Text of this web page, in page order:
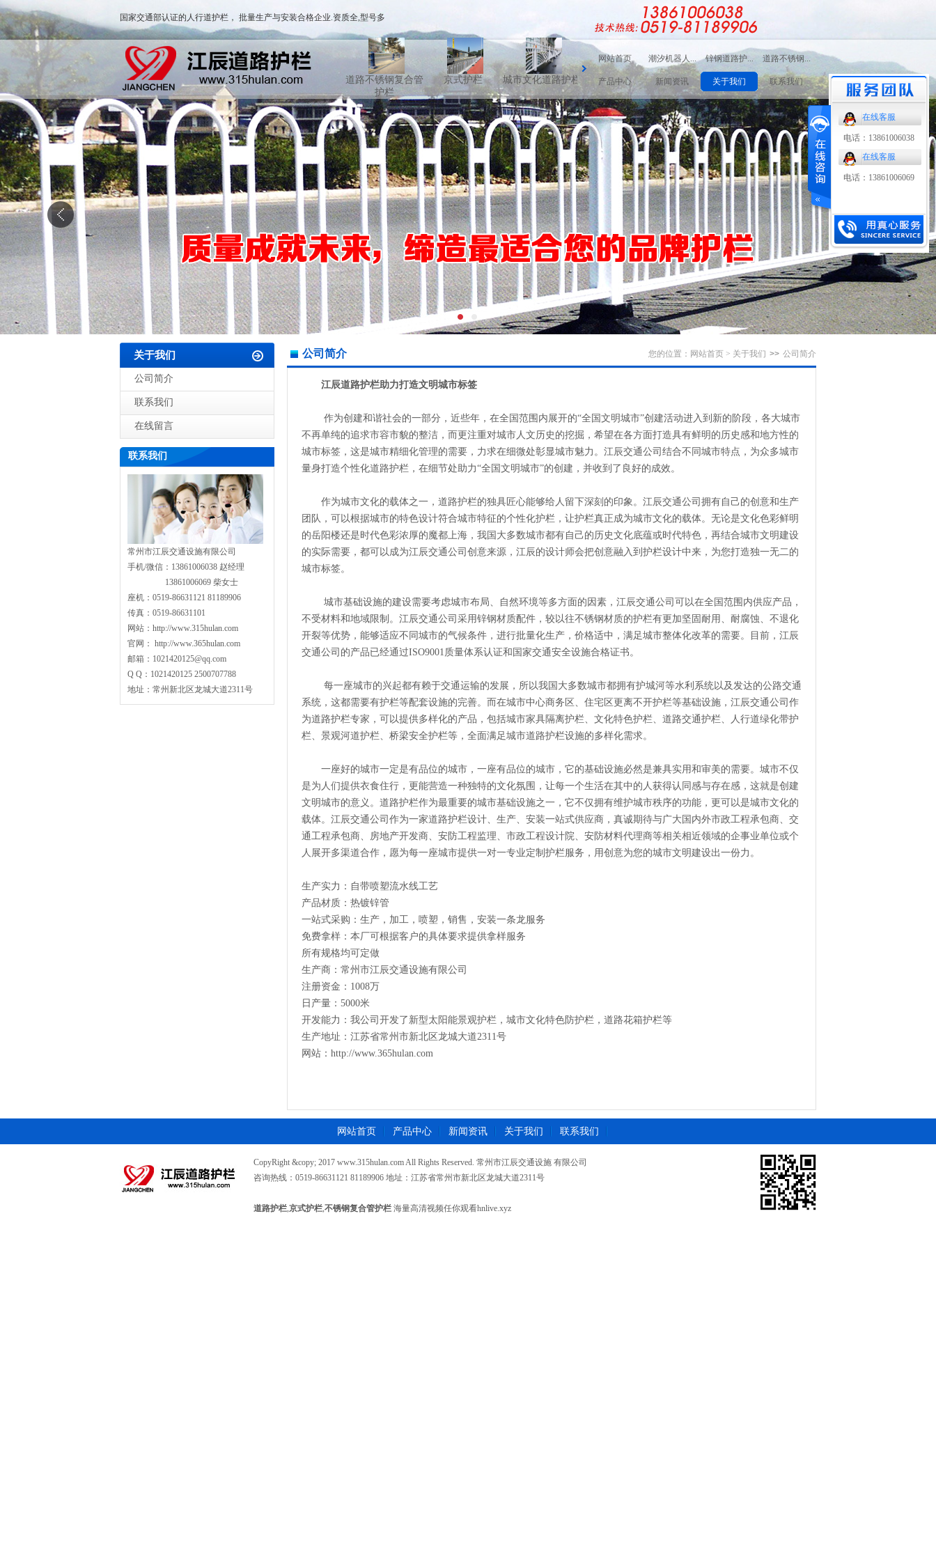
在线客服
电话：13861006038
在线客服
电话：13861006069
国家交通部认证的人行道护栏， 批量生产与安装合格企业.资质全,型号多
城市文化道路护栏 花箱道路护栏 潮汐机器人护栏 锌钢道路护栏
道路不锈钢复合管
护栏
京式护栏 城市文化道路护栏 花箱道路护栏 潮汐机器人护栏 锌钢道路护栏
道路不锈钢复合管
护栏
网站首页 潮汐机器人... 锌钢道路护... 道路不锈钢...
产品中心 新闻资讯 关于我们 联系我们
关于我们
公司简介
联系我们
在线留言
联系我们
常州市江辰交通设施有限公司
手机/微信：13861006038 赵经理
13861006069 柴女士
座机：0519-86631121 81189906
传真：0519-86631101
网站：http://www.315hulan.com
官网： http://www.365hulan.com
邮箱：1021420125@qq.com
Q Q：1021420125 2500707788
地址：常州新北区龙城大道2311号
公司简介 您的位置： 网站首页 > 关于我们 >> 公司简介
江辰道路护栏助力打造文明城市标签
作为创建和谐社会的一部分，近些年，在全国范围内展开的“全国文明城市”创建活动进入到新的阶段，各大城市
不再单纯的追求市容市貌的整洁，而更注重对城市人文历史的挖掘，希望在各方面打造具有鲜明的历史感和地方性的
城市标签，这是城市精细化管理的需要，力求在细微处彰显城市魅力。江辰交通公司结合不同城市特点，为众多城市
量身打造个性化道路护栏，在细节处助力“全国文明城市”的创建，并收到了良好的成效。
作为城市文化的载体之一，道路护栏的独具匠心能够给人留下深刻的印象。江辰交通公司拥有自己的创意和生产
团队，可以根据城市的特色设计符合城市特征的个性化护栏，让护栏真正成为城市文化的载体。无论是文化色彩鲜明
的岳阳楼还是时代色彩浓厚的魔都上海，我国大多数城市都有自己的历史文化底蕴或时代特色，再结合城市文明建设
的实际需要，都可以成为江辰交通公司创意来源，江辰的设计师会把创意融入到护栏设计中来，为您打造独一无二的
城市标签。
城市基础设施的建设需要考虑城市布局、自然环境等多方面的因素，江辰交通公司可以在全国范围内供应产品，
不受材料和地域限制。江辰交通公司采用锌钢材质配件，较以往不锈钢材质的护栏有更加坚固耐用、耐腐蚀、不退化
开裂等优势，能够适应不同城市的气候条件，进行批量化生产，价格适中，满足城市整体化改革的需要。目前，江辰
交通公司的产品已经通过ISO9001质量体系认证和国家交通安全设施合格证书。
每一座城市的兴起都有赖于交通运输的发展，所以我国大多数城市都拥有护城河等水利系统以及发达的公路交通
系统，这都需要有护栏等配套设施的完善。而在城市中心商务区、住宅区更离不开护栏等基础设施，江辰交通公司作
为道路护栏专家，可以提供多样化的产品，包括城市家具隔离护栏、文化特色护栏、道路交通护栏、人行道绿化带护
栏、景观河道护栏、桥梁安全护栏等，全面满足城市道路护栏设施的多样化需求。
一座好的城市一定是有品位的城市，一座有品位的城市，它的基础设施必然是兼具实用和审美的需要。城市不仅
是为人们提供衣食住行，更能营造一种独特的文化氛围，让每一个生活在其中的人获得认同感与存在感，这就是创建
文明城市的意义。道路护栏作为最重要的城市基础设施之一，它不仅拥有维护城市秩序的功能，更可以是城市文化的
载体。江辰交通公司作为一家道路护栏设计、生产、安装一站式供应商，真诚期待与广大国内外市政工程承包商、交
通工程承包商、房地产开发商、安防工程监理、市政工程设计院、安防材料代理商等相关相近领域的企事业单位或个
人展开多渠道合作，愿为每一座城市提供一对一专业定制护栏服务，用创意为您的城市文明建设出一份力。
生产实力：自带喷塑流水线工艺
产品材质：热镀锌管
一站式采购：生产，加工，喷塑，销售，安装一条龙服务
免费拿样：本厂可根据客户的具体要求提供拿样服务
所有规格均可定做
生产商：常州市江辰交通设施有限公司
注册资金：1008万
日产量：5000米
开发能力：我公司开发了新型太阳能景观护栏，城市文化特色防护栏，道路花箱护栏等
生产地址：江苏省常州市新北区龙城大道2311号
网站：http://www.365hulan.com
网站首页 产品中心 新闻资讯 关于我们 联系我们
CopyRight &copy; 2017 www.315hulan.com All Rights Reserved. 常州市江辰交通设施 有限公司
咨询热线：0519-86631121 81189906 地址：江苏省常州市新北区龙城大道2311号
道路护栏,京式护栏,不锈钢复合管护栏 海量高清视频任你观看hnlive.xyz